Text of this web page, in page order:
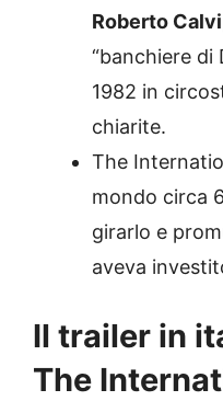
Roberto Calvi
“banchiere di
1982 in
chiarite.
The
mondo circa
girarlo e
aveva
Il trailer in
The